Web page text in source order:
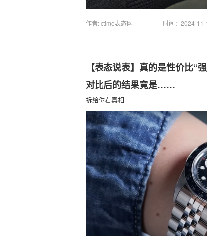
作者: ctime表态网 时间： 2024-
【表态说表】真的是性价比“
对比后的结果竟是……
拆给你看真相